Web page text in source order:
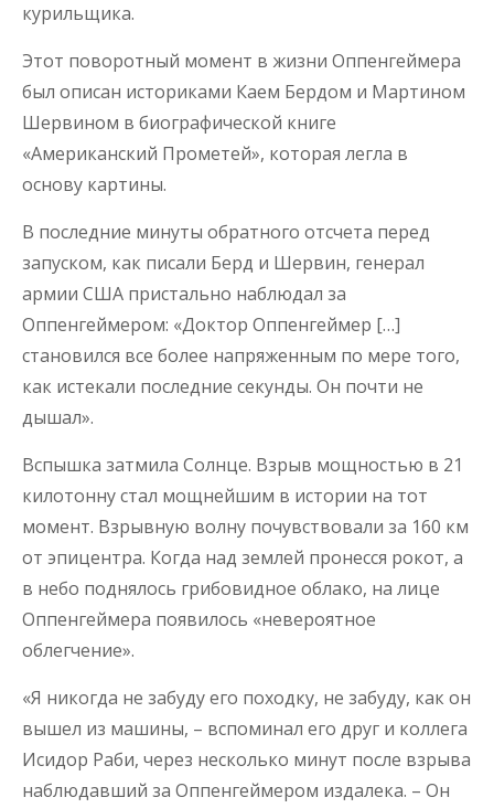
курильщика.
Этот поворотный момент в жизни Оппенгеймера
был описан историками Каем Бердом и Мартином
Шервином в биографической книге
«Американский Прометей», которая легла в
основу картины.
В последние минуты обратного отсчета перед
запуском, как писали Берд и Шервин, генерал
армии США пристально наблюдал за
Оппенгеймером: «Доктор Оппенгеймер […]
становился все более напряженным по мере того,
как истекали последние секунды. Он почти не
дышал».
Вспышка затмила Солнце. Взрыв мощностью в 21
килотонну стал мощнейшим в истории на тот
момент. Взрывную волну почувствовали за 160 км
от эпицентра. Когда над землей пронесся рокот, а
в небо поднялось грибовидное облако, на лице
Оппенгеймера появилось «невероятное
облегчение».
«Я никогда не забуду его походку, не забуду, как он
вышел из машины, – вспоминал его друг и коллега
Исидор Раби, через несколько минут после взрыва
наблюдавший за Оппенгеймером издалека. – Он